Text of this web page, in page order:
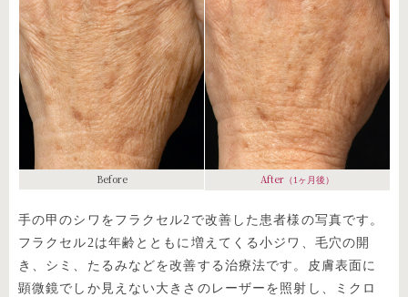
Before After （1ヶ月後）
手の甲のシワをフラクセル2で改善した患者様の写真です。
フラクセル2は年齢とともに増えてくる小ジワ、毛穴の開
き、シミ、たるみなどを改善する治療法です。皮膚表面に
顕微鏡でしか見えない大きさのレーザーを照射し、ミクロ